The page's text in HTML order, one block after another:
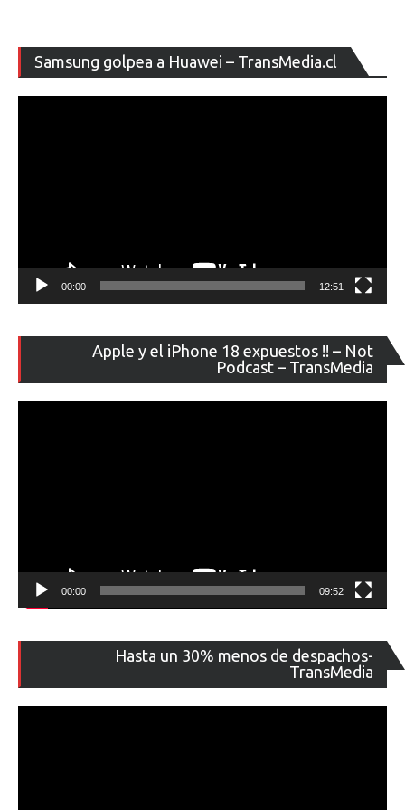
Samsung golpea a Huawei – TransMedia.cl
de
00:00 12:51
Apple y el iPhone 18 expuestos !! – Not
Podcast – TransMedia
de
00:00 09:52
Hasta un 30% menos de despachos-
TransMedia
de